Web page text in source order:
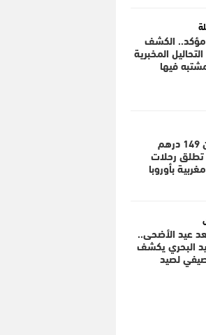
الكشف
المخبرية
فيها
ابتداء من 149 درهم
تطلق رحلات
بأوروبا
عيد الأضحى..
البحري يكشف
لصيد